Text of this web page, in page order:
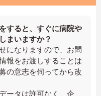
すると、すぐに病院や
まいますか？
になりますので、お問
報をお渡しすることは
の意志を伺ってから改
ータは許可なく、企